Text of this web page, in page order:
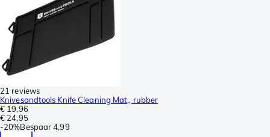
21 reviews
Knivesandtools Knife Cleaning Mat,, rubber
€ 19,96
€ 24,95
-20%Bespaar 4,99